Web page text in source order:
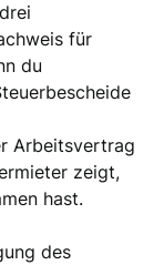
für
du
Arbeitsvertrag
zeigt,
hast.
des